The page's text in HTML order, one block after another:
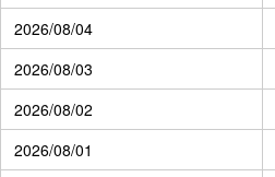
2026/08/04
2026/08/03
2026/08/02
2026/08/01